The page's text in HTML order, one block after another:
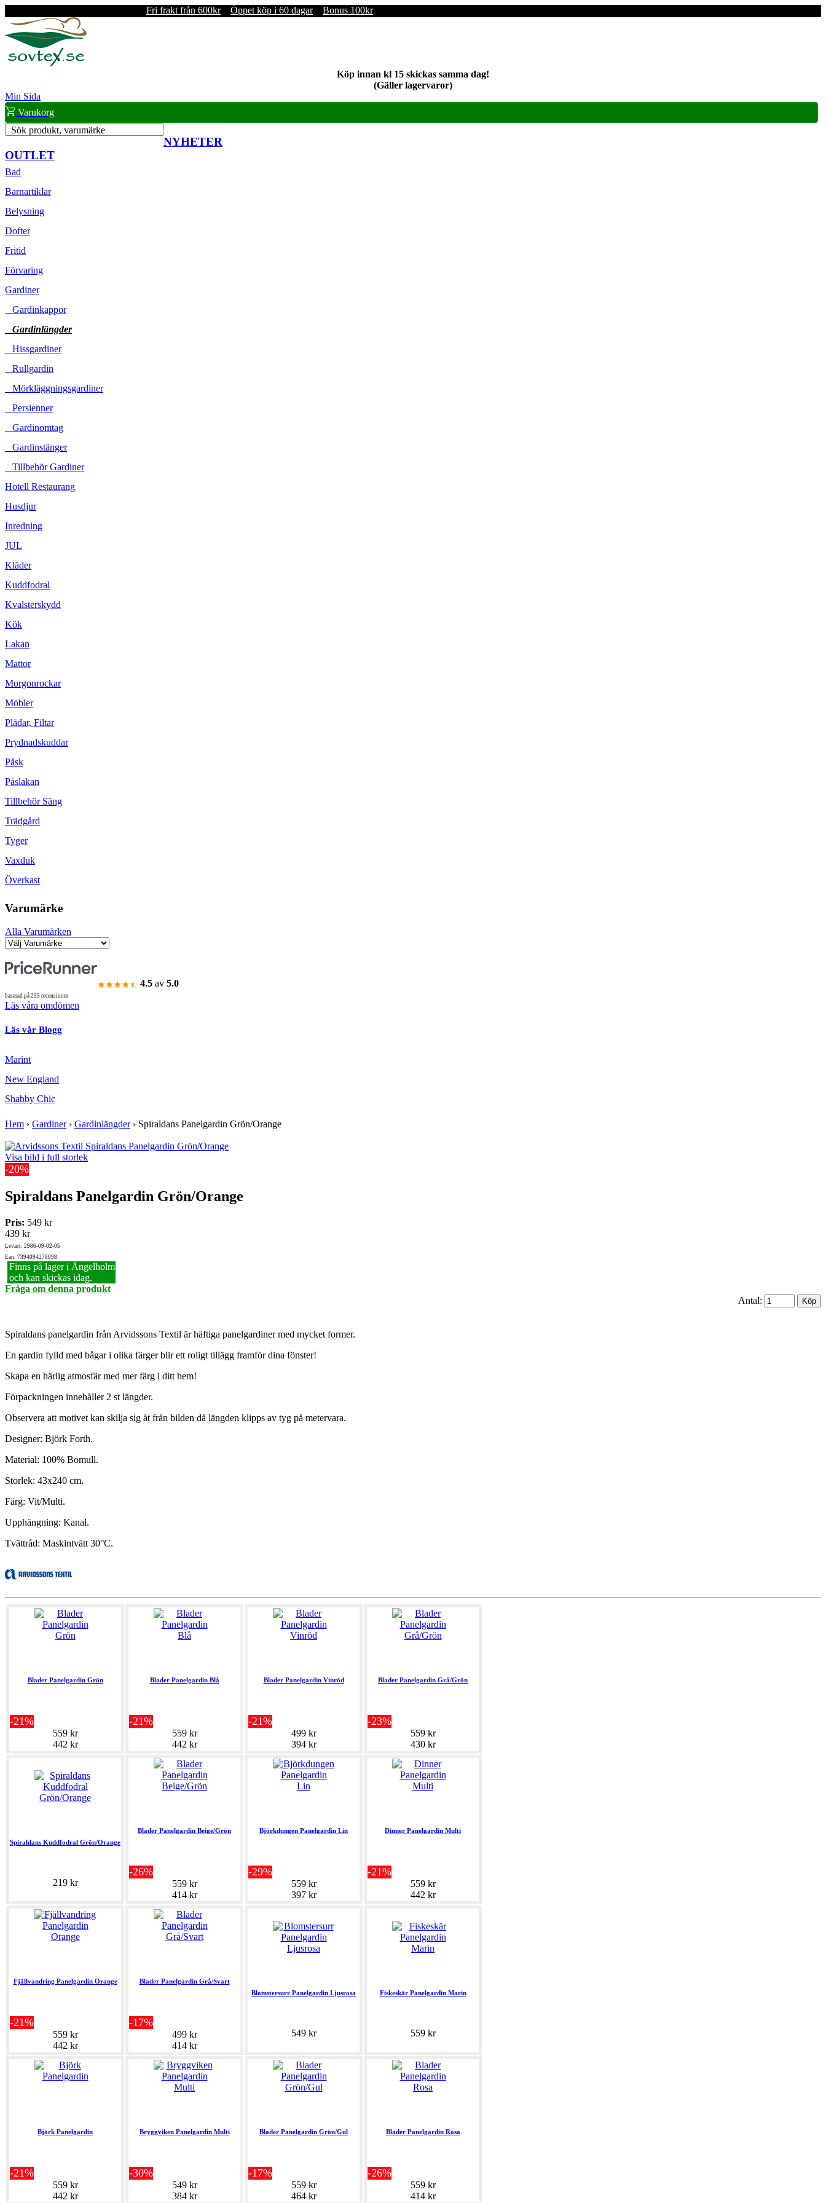
Fri frakt från 600kr Öppet köp i 60 dagar Bonus 100kr
Köp innan kl 15 skickas samma dag!
(Gäller lagervaror)
Min Sida
Varukorg
Sök produkt, varumärke
NYHETER
OUTLET
Bad
Barnartiklar
Belysning
Dofter
Fritid
Förvaring
Gardiner
Gardinkappor
Gardinlängder
Hissgardiner
Rullgardin
Mörkläggningsgardiner
Persienner
Gardinomtag
Gardinstänger
Tillbehör Gardiner
Hotell Restaurang
Husdjur
Inredning
JUL
Kläder
Kuddfodral
Kvalsterskydd
Kök
Lakan
Mattor
Morgonrockar
Möbler
Plädar, Filtar
Prydnadskuddar
Påsk
Påslakan
Tillbehör Säng
Trädgård
Tyger
Vaxduk
Överkast
Varumärke
Alla Varumärken
4.5 av 5.0
baserad på 235 recensioner
Läs våra omdömen
Läs vår Blogg
Marint
New England
Shabby Chic
Hem › Gardiner› Gardinlängder› Spiraldans Panelgardin Grön/Orange
Visa bild i full storlek
-20%
Spiraldans Panelgardin Grön/Orange
Pris: 549 kr
439 kr
Lev.art: 2986-09-02-05
Ean: 7394094278098
Finns på lager i Ängelholm
och kan skickas idag.
Fråga om denna produkt
Antal:
Spiraldans panelgardin från Arvidssons Textil är häftiga panelgardiner med mycket former.
En gardin fylld med bågar i olika färger blir ett roligt tillägg framför dina fönster!
Skapa en härlig atmosfär med mer färg i ditt hem!
Förpackningen innehåller 2 st längder.
Observera att motivet kan skilja sig åt från bilden då längden klipps av tyg på metervara.
Designer: Björk Forth.
Material: 100% Bomull.
Storlek: 43x240 cm.
Färg: Vit/Multi.
Upphängning: Kanal.
Tvättråd: Maskintvätt 30°C.
Blader Panelgardin Grön
-21%
559 kr
442 kr
Blader Panelgardin Blå
-21%
559 kr
442 kr
Blader Panelgardin Vinröd
-21%
499 kr
394 kr
Blader Panelgardin Grå/Grön
-23%
559 kr
430 kr
Spiraldans Kuddfodral Grön/Orange
219 kr
Blader Panelgardin Beige/Grön
-26%
559 kr
414 kr
Björkdungen Panelgardin Lin
-29%
559 kr
397 kr
Dinner Panelgardin Multi
-21%
559 kr
442 kr
Fjällvandring Panelgardin Orange
-21%
559 kr
442 kr
Blader Panelgardin Grå/Svart
-17%
499 kr
414 kr
Blomstersurr Panelgardin Ljusrosa
549 kr
Fiskeskär Panelgardin Marin
559 kr
Björk Panelgardin
-21%
559 kr
442 kr
Bryggviken Panelgardin Multi
-30%
549 kr
384 kr
Blader Panelgardin Grön/Gul
-17%
559 kr
464 kr
Blader Panelgardin Rosa
-26%
559 kr
414 kr